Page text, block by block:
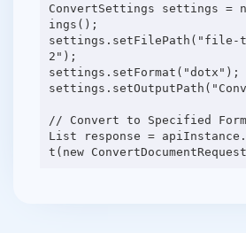
ConvertSettings settings =
ings();
settings.setFilePath("file-
2");
settings.setFormat("dotx");
// Convert to Specified
List response =